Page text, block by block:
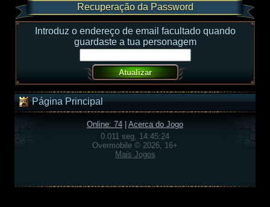
Recuperação da Password
Introduz o endereço de email facultado quando
guardaste a tua personagem
Página Principal
Online: 74
Acerca do Jogo
0.011 seg, 14:45:24
Overmobile © 2026, 16+
Mais Jogos